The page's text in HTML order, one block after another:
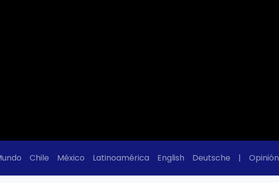
Chile México Latinoamérica English Deutsche | Opinión